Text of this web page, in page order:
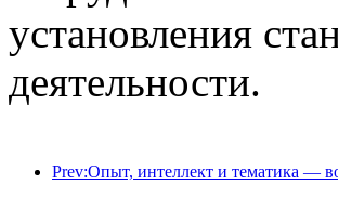
установления
деятельности.